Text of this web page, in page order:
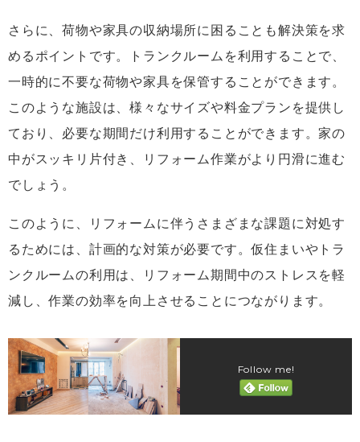
さらに、荷物や家具の収納場所に困ることも解決策を求
めるポイントです。トランクルームを利用することで、
一時的に不要な荷物や家具を保管することができます。
このような施設は、様々なサイズや料金プランを提供し
ており、必要な期間だけ利用することができます。家の
中がスッキリ片付き、リフォーム作業がより円滑に進む
でしょう。
このように、リフォームに伴うさまざまな課題に対処す
るためには、計画的な対策が必要です。仮住まいやトラ
ンクルームの利用は、リフォーム期間中のストレスを軽
減し、作業の効率を向上させることにつながります。
Follow me!